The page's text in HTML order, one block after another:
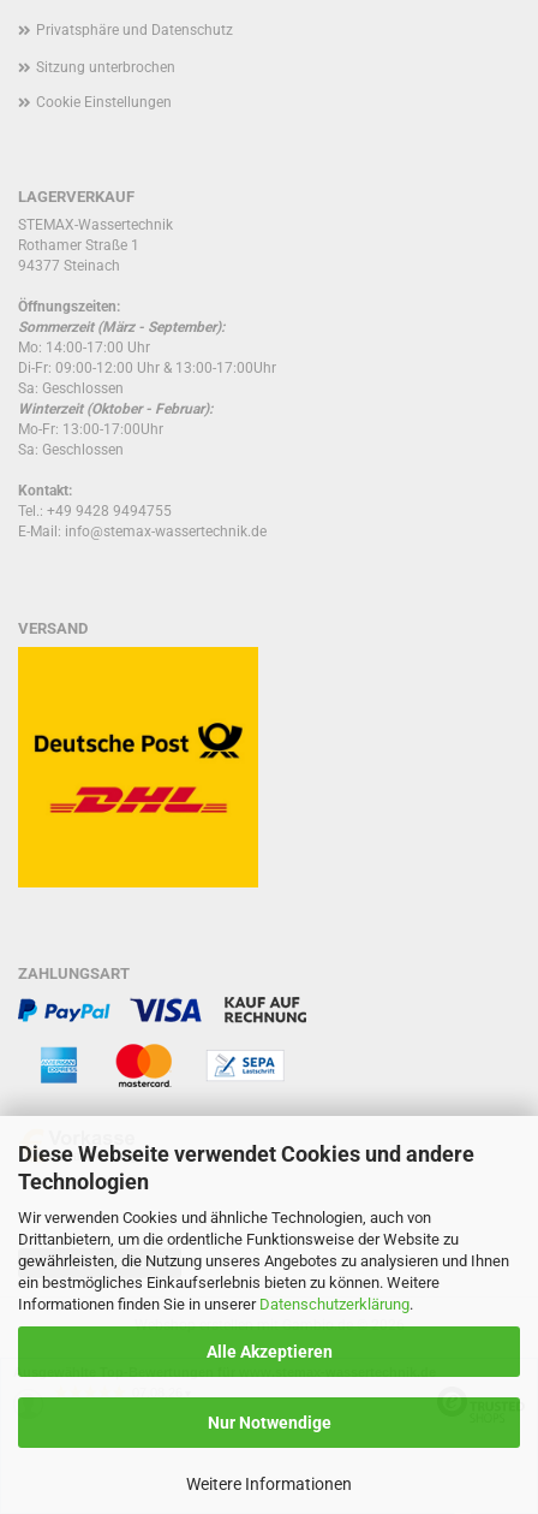
Diese Webseite verwendet Cookies und andere
Technologien
Wir verwenden Cookies und ähnliche Technologien, auch von
Drittanbietern, um die ordentliche Funktionsweise der Website zu
gewährleisten, die Nutzung unseres Angebotes zu analysieren und Ihnen
ein bestmögliches Einkaufserlebnis bieten zu können. Weitere
Informationen finden Sie in unserer Datenschutzerklärung.
Alle Akzeptieren
Nur Notwendige
Weitere Informationen
Privatsphäre und Datenschutz
Sitzung unterbrochen
Cookie Einstellungen
LAGERVERKAUF
STEMAX-Wassertechnik
Rothamer Straße 1
94377 Steinach
Öffnungszeiten:
Sommerzeit (März - September):
Mo: 14:00-17:00 Uhr
Di-Fr: 09:00-12:00 Uhr & 13:00-17:00Uhr
Sa: Geschlossen
Winterzeit (Oktober - Februar):
Mo-Fr: 13:00-17:00Uhr
Sa: Geschlossen
Kontakt:
Tel.: +49 9428 9494755
E-Mail: info@stemax-wassertechnik.de
VERSAND
ZAHLUNGSART
Vertrag widerrufen
Webshop erstellenmit Gambio.de © 2026
Ausgewählte Top-Bewertungen für www.stemax-wassertechnik.de